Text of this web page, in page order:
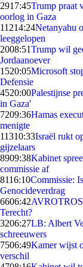
2917:45Trump praat
oorlog in Gaza
11214:24Netanyahu
leeggelopen
2008:51Trump wil
Jordaanoever
1520:05Microsoft
Defensie
4520:00Palestijnse
in Gaza'
7209:36Hamas
menigte
11310:33Israël rukt
gijzelaars
8909:38Kabinet
commissie af
8116:10Commissie:
Genocideverdrag
6606:42AVROTROS
Terecht?
3206:27LB: Albert
schreeuwers
7506:49Kamer wijst
verschil